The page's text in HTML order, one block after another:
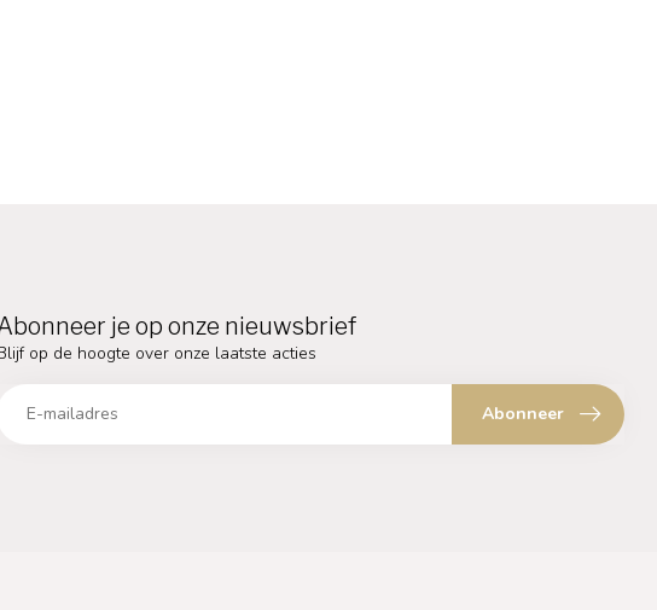
je op onze nieuwsbrief
op de hoogte over onze laatste acties
Abonneer